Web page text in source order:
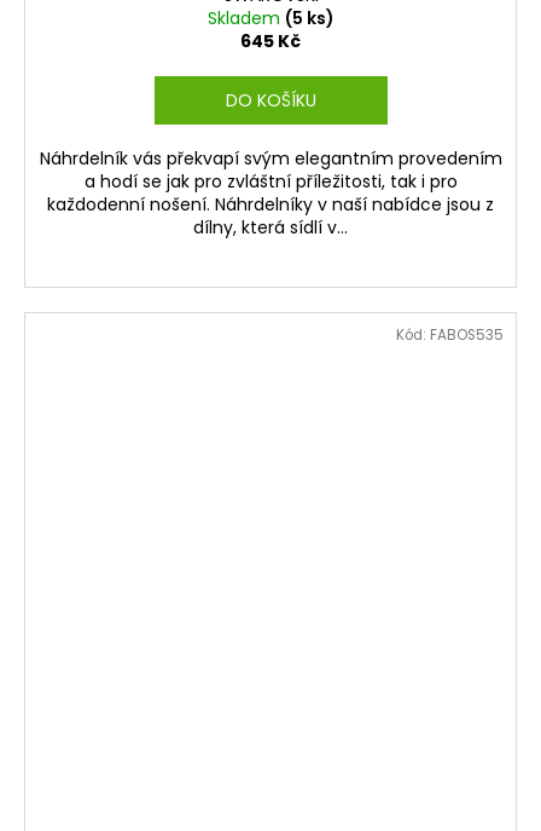
Skladem (5 ks)
645 Kč
DO KOŠÍKU
Náhrdelník vás překvapí svým elegantním provedením
a hodí se jak pro zvláštní příležitosti, tak i pro
každodenní nošení. Náhrdelníky v naší nabídce jsou z
dílny, která sídlí v...
Kód: FABOS535